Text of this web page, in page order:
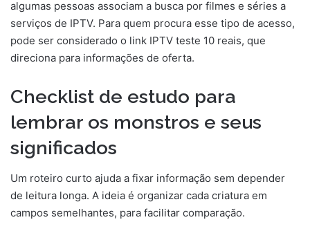
algumas pessoas associam a busca por filmes e séries a
serviços de IPTV. Para quem procura esse tipo de acesso,
pode ser considerado o link IPTV teste 10 reais, que
direciona para informações de oferta.
Checklist de estudo para
lembrar os monstros e seus
significados
Um roteiro curto ajuda a fixar informação sem depender
de leitura longa. A ideia é organizar cada criatura em
campos semelhantes, para facilitar comparação.